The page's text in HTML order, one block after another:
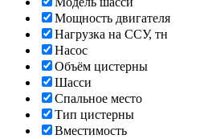
Мощность двигателя
Нагрузка на ССУ, тн
Насос
Объём цистерны
Шасси
Спальное место
Тип цистерны
Вместимость